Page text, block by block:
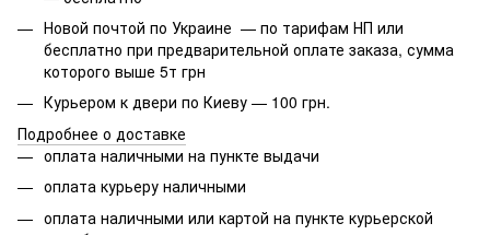
Новой почтой по Украине — по тарифам НП или
бесплатно при предварительной оплате заказа, сумма
которого выше 5т грн
Курьером к двери по Киеву — 100 грн.
Подробнее о доставке
оплата наличными на пункте выдачи
оплата курьеру наличными
оплата наличными или картой на пункте курьерской